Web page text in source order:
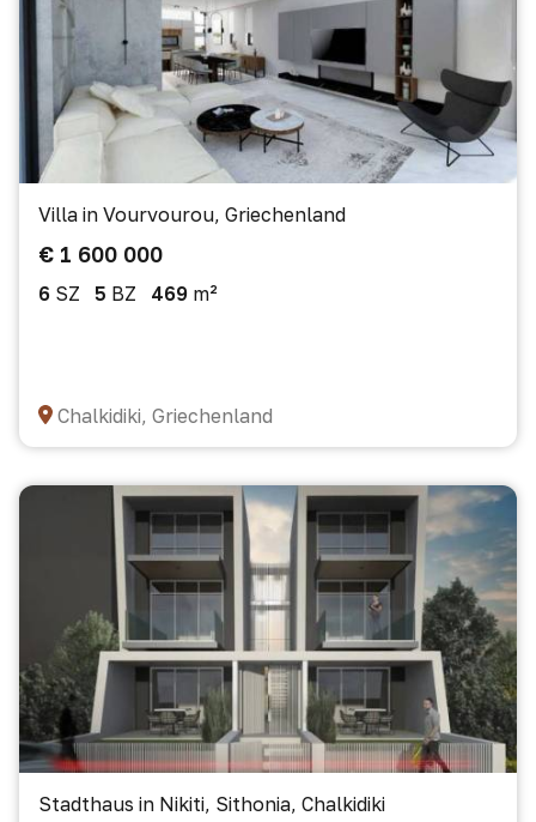
Villa in Vourvourou, Griechenland
€ 1 600 000
6 SZ 5 BZ 469 m²
Chalkidiki, Griechenland
Stadthaus in Nikiti, Sithonia, Chalkidiki